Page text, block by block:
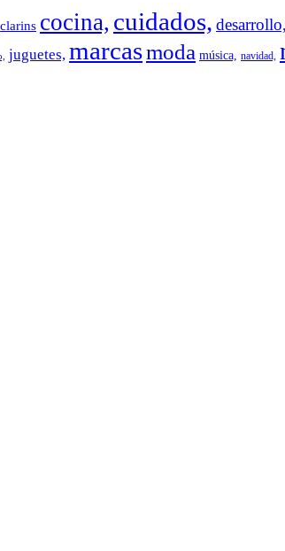
clarins cocina, cuidados, desarrollo,
juguetes, marcasmoda música, navidad,